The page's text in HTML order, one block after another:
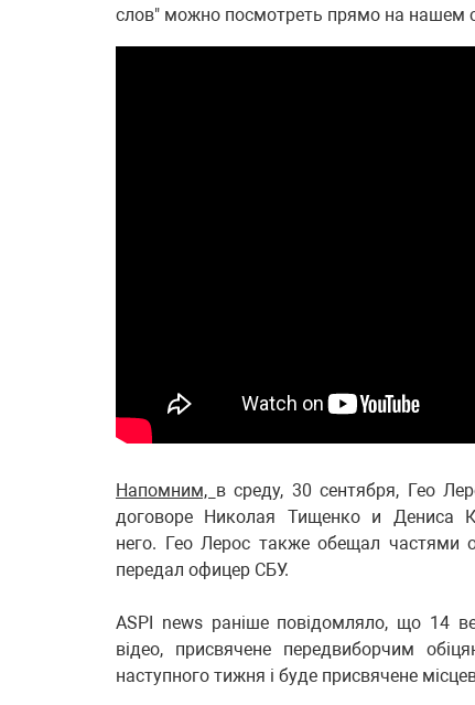
слов" можно посмотреть прямо на нашем
Напомним, в среду, 30 сентября, Гео
договоре Николая Тищенко и Дениса
него. Гео Лерос также обещал частями
передал офицер СБУ.
ASPI news раніше повідомляло, що 14
відео, присвячене передвиборчим
наступного тижня і буде присвячене